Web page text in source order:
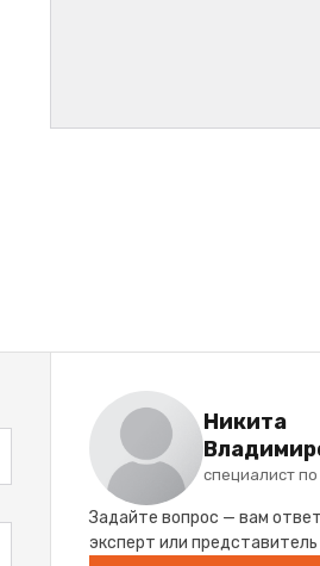
Никита
специалист
Задайте вопрос — вам
эксперт или